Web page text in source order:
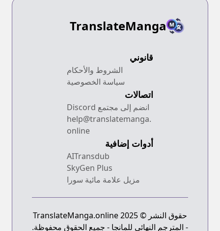
TranslateManga
قانوني
الشروط والأحكام
سياسة الخصوصية
اتصالات
انضم إلى مجتمع Discord
help@translatemanga.
online
أدوات إضافية
AITransdub
SkyGen Plus
مزيل علامة مائية سورا
حقوق النشر © 2025 TranslateManga.online
- المترجم النهائي للمانجا - جميع الحقوق محفوظة.